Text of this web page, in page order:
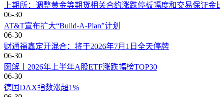
上期所：调整黄金等期货相关合约涨跌停板幅度和交易保证金
06-30
AT&T宣布扩大“Build-A-Plan”计划
06-30
财通福鑫定开混合：将于2026年7月1日全天停牌
06-30
图解丨2026年上半年A股ETF涨跌幅榜TOP30
06-30
德国DAX指数涨超1%